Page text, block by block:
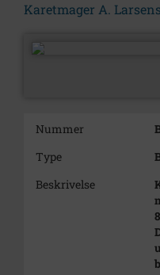
Karetmager A.
Nummer
Type
Beskrivelse